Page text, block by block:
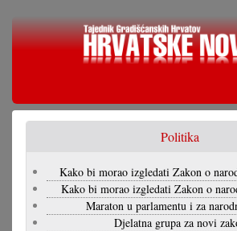
Skoči
Politika
Kako bi morao izgledati Zakon o
Kako bi morao izgledati Zakon o
Maraton u parlamentu i za
Djelatna grupa za novi